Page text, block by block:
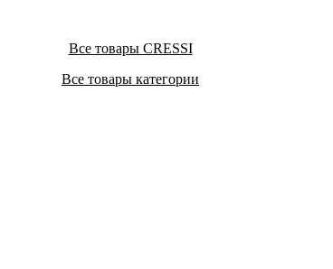
Все товары CRESSI
Все товары категории